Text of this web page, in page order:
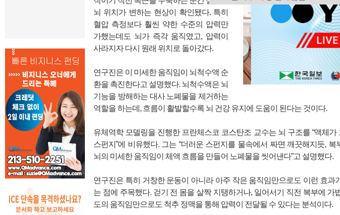
뇌 위치가 변하는 현상이 확인됐다. 특히
혈압 측정보다 훨씬 약한 수준의 압력만
가했는데도 뇌가 즉각 움직였고, 압력이
사라지자 다시 원래 위치로 돌아갔다.
연구진은 이 미세한 움직임이 뇌척수액 순
환을 촉진한다고 설명했다. 뇌척수액은 뇌
기능을 방해하는 대사 노폐물을 제거하는
역할을 하는데, 흐름이 활발할수록 뇌 건강 유지에 도움이 된다는 것이다.
유체역학 모델링을 진행한 프란체스코 코스탄조 교수는 뇌 구조를 “액체가
스펀지”에 비유했다. 그는 “더러운 스펀지를 물속에서 짜면 깨끗해지듯, 복
뇌의 미세한 움직임이 체액 흐름을 만들어 노폐물을 씻어낸다”고 설명했다.
연구진은 특히 거창한 운동이 아니라 아주 작은 움직임만으로도 이런 효과
는 점에 주목했다. 걷기 전 몸을 살짝 지탱하거나, 일어서기 직전 복부에 가
도의 움직임만으로도 척추 정맥을 통해 압력이 전달될 수 있다는 분석이다.